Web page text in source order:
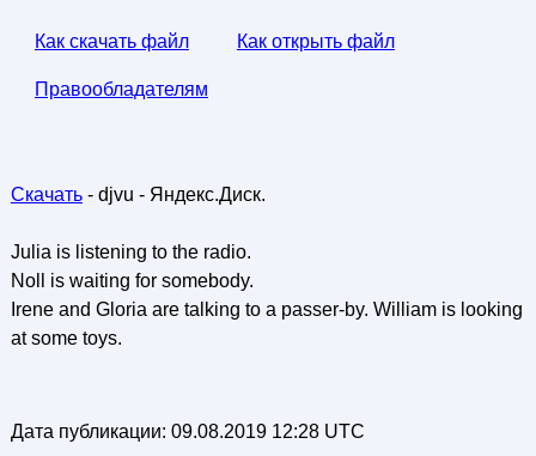
Как скачать файл Как открыть файл
Правообладателям
Скачать- djvu - Яндекс.Диск.
Julia is listening to the radio.
Noll is waiting for somebody.
Irene and Gloria are talking to a passer-by. William is looking
at some toys.
Дата публикации: 09.08.2019 12:28 UTC